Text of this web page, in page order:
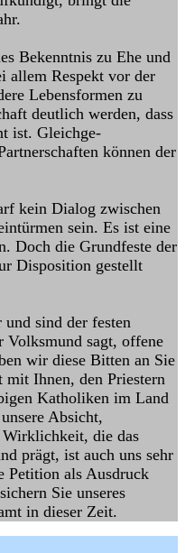
Bekenntnis zu Ehe und
allem Respekt vor der
Lebensformen zu
deut­lich werden, dass
ist. Gleichge­
können der
kein Dialog zwischen
sein. Es ist eine
Doch die Grundfeste der
Disposition gestellt
sind der festen
Volksmund sagt, offene
wir diese Bitten an Sie
Ihnen, den Priestern
Katholiken im Land
Absicht,
die das
prägt, ist auch uns sehr
Petition als Ausdruck
Sie unseres
in dieser Zeit.